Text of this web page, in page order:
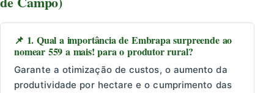
📌 1. Qual a importância de Embrapa surpreende ao
nomear 559 a mais! para o produtor rural?
Garante a otimização de custos, o aumento da
produtividade por hectare e o cumprimento das